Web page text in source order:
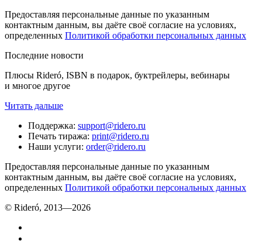
Предоставляя персональные данные по указанным
контактным данным, вы даёте своё согласие на условиях,
определенных Политикой обработки персональных данных
Последние новости
Плюсы Rideró, ISBN в подарок, буктрейлеры, вебинары
и многое другое
Читать дальше
Поддержка: support@ridero.ru
Печать тиража: print@ridero.ru
Наши услуги: order@ridero.ru
Предоставляя персональные данные по указанным
контактным данным, вы даёте своё согласие на условиях,
определенных Политикой обработки персональных данных
© Rideró, 2013—2026